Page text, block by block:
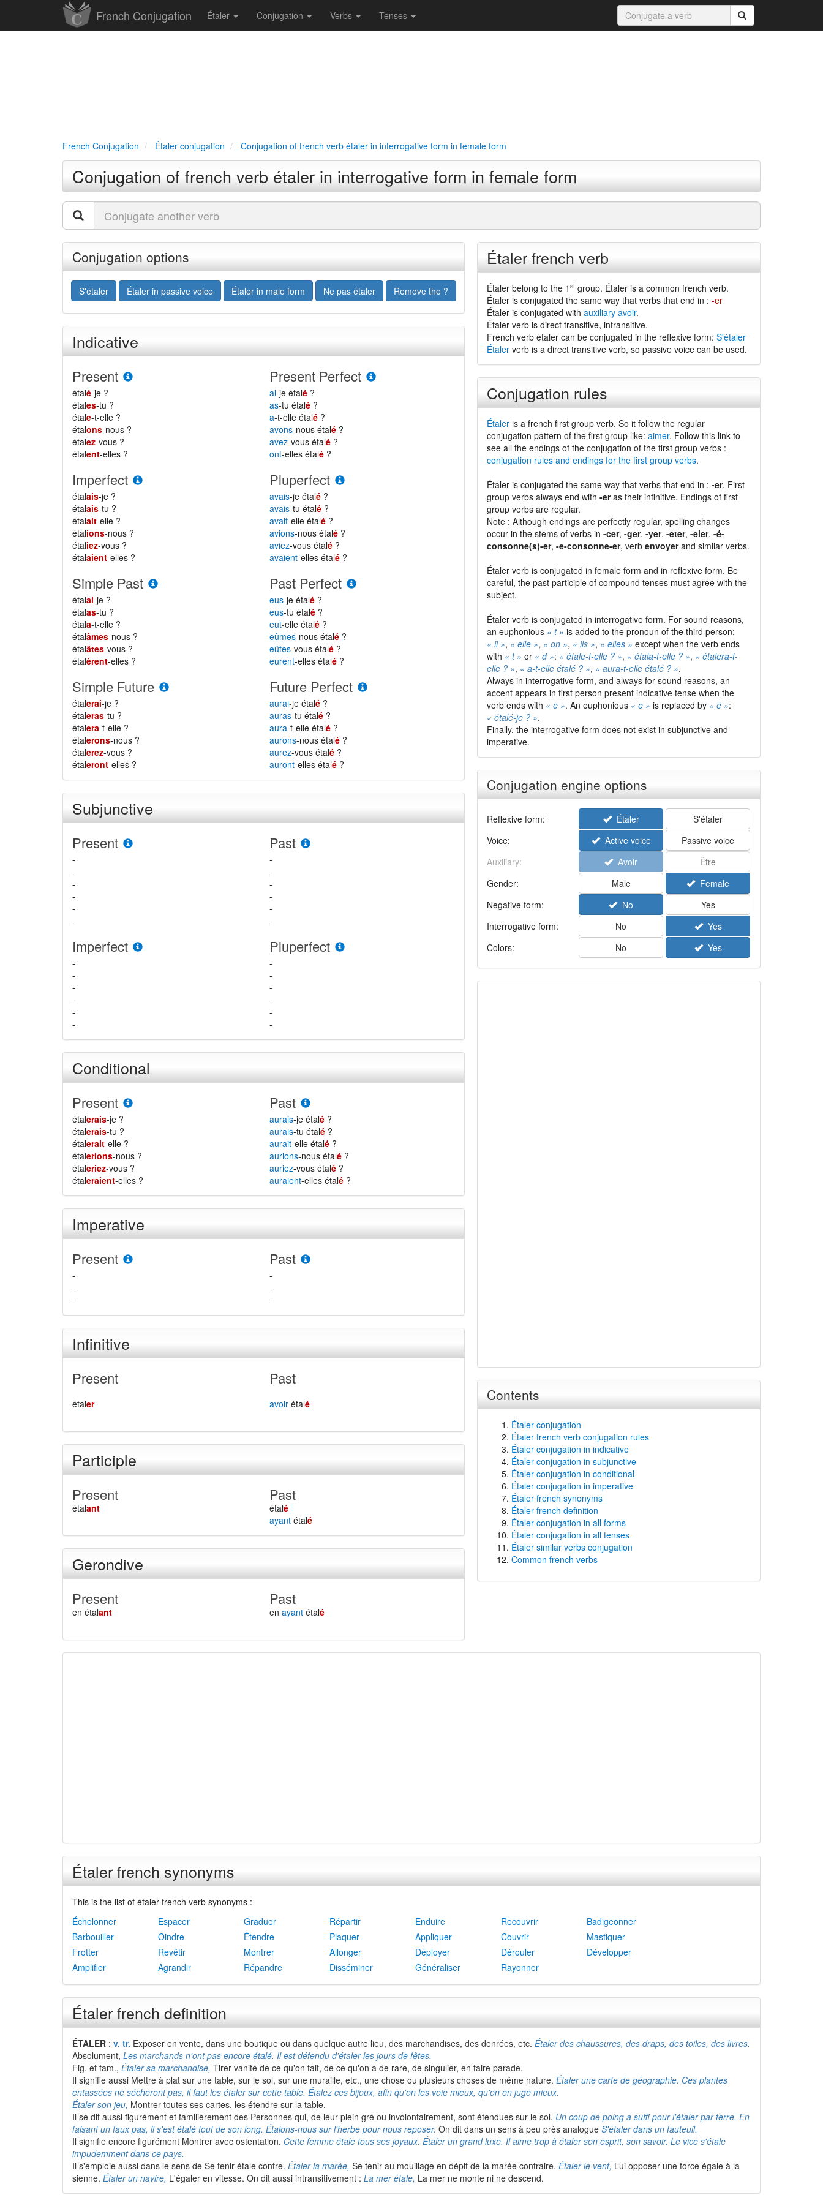
French Conjugation Étaler Conjugation Verbs Tenses
French Conjugation Étaler conjugation Conjugation of french verb étaler in interrogative form in female form
Conjugation of french verb étaler in interrogative form in female form
Conjugation options
S'étaler Étaler in passive voice Étaler in male form Ne pas étaler Remove the ?
Indicative
Present
étalé-je ?
étales-tu ?
étale-t-elle ?
étalons-nous ?
étalez-vous ?
étalent-elles ?
Present Perfect
ai-je étalé ?
as-tu étalé ?
a-t-elle étalé ?
avons-nous étalé ?
avez-vous étalé ?
ont-elles étalé ?
Imperfect
étalais-je ?
étalais-tu ?
étalait-elle ?
étalions-nous ?
étaliez-vous ?
étalaient-elles ?
Pluperfect
avais-je étalé ?
avais-tu étalé ?
avait-elle étalé ?
avions-nous étalé ?
aviez-vous étalé ?
avaient-elles étalé ?
Simple Past
étalai-je ?
étalas-tu ?
étala-t-elle ?
étalâmes-nous ?
étalâtes-vous ?
étalèrent-elles ?
Past Perfect
eus-je étalé ?
eus-tu étalé ?
eut-elle étalé ?
eûmes-nous étalé ?
eûtes-vous étalé ?
eurent-elles étalé ?
Simple Future
étalerai-je ?
étaleras-tu ?
étalera-t-elle ?
étalerons-nous ?
étalerez-vous ?
étaleront-elles ?
Future Perfect
aurai-je étalé ?
auras-tu étalé ?
aura-t-elle étalé ?
aurons-nous étalé ?
aurez-vous étalé ?
auront-elles étalé ?
Subjunctive
Present
-
-
-
-
-
-
Past
-
-
-
-
-
-
Imperfect
-
-
-
-
-
-
Pluperfect
-
-
-
-
-
-
Conditional
Present
étalerais-je ?
étalerais-tu ?
étalerait-elle ?
étalerions-nous ?
étaleriez-vous ?
étaleraient-elles ?
Past
aurais-je étalé ?
aurais-tu étalé ?
aurait-elle étalé ?
aurions-nous étalé ?
auriez-vous étalé ?
auraient-elles étalé ?
Imperative
Present
-
-
-
Past
-
-
-
Infinitive
Present
étaler
Past
avoir étalé
Participle
Present
étalant
Past
étalé
ayant étalé
Gerondive
Present
en étalant
Past
enayant étalé
Étaler french verb
Étaler belong to the 1 stgroup. Étaler is a common french verb.
Étaler is conjugated the same way that verbs that end in : -er
Étaler is conjugated with auxiliary avoir.
Étaler verb is direct transitive, intransitive.
French verb étaler can be conjugated in the reflexive form: S'étaler
Étalerverb is a direct transitive verb, so passive voice can be used.
Conjugation rules
Étaleris a french first group verb. So it follow the regular
conjugation pattern of the first group like: aimer. Follow this link to
see all the endings of the conjugation of the first group verbs :
conjugation rules and endings for the first group verbs.
Étaler is conjugated the same way that verbs that end in : -er. First
group verbs always end with -eras their infinitive. Endings of first
group verbs are regular.
Note : Although endings are perfectly regular, spelling changes
occur in the stems of verbs in -cer, -ger, -yer, -eter, -eler, -é-
consonne(s)-er, -e-consonne-er, verb envoyerand similar verbs.
Étaler verb is conjugated in female form and in reflexive form. Be
careful, the past participle of compound tenses must agree with the
subject.
Étaler verb is conjugated in interrogative form. For sound reasons,
an euphonious « t » is added to the pronoun of the third person:
« il », « elle », « on », « ils », « elles » except when the verb ends
with « t » or « d »: « étale-t-elle ? », « étala-t-elle ? », « étalera-t-
elle ? », « a-t-elle étalé ? », « aura-t-elle étalé ? ».
Always in interrogative form, and always for sound reasons, an
accent appears in first person present indicative tense when the
verb ends with « e ». An euphonious « e » is replaced by « é »:
« étalé-je ? ».
Finally, the interrogative form does not exist in subjunctive and
imperative.
Conjugation engine options
Reflexive form: Étaler
S'étaler
Voice:
Active voice
Passive voice
Auxiliary:
Avoir
Être
Gender:
Male
Female
Negative form:
No
Yes
Interrogative form:
No
Yes
Colors:
No Yes
Contents
Étaler conjugation
Étaler french verb conjugation rules
Étaler conjugation in indicative
Étaler conjugation in subjunctive
Étaler conjugation in conditional
Étaler conjugation in imperative
Étaler french synonyms
Étaler french definition
Étaler conjugation in all forms
Étaler conjugation in all tenses
Étaler similar verbs conjugation
Common french verbs
Étaler french synonyms
This is the list of étaler french verb synonyms :
Échelonner
Espacer Graduer Répartir Enduire Recouvrir
Badigeonner
Barbouiller
Oindre Étendre Plaquer Appliquer Couvrir
Mastiquer
Frotter
Revêtir Montrer Allonger Déployer Dérouler
Développer
Amplifier
Agrandir Répandre Disséminer Généraliser Rayonner
Étaler french definition
ÉTALER : v. tr. Exposer en vente, dans une boutique ou dans quelque autre lieu, des marchandises, des denrées, etc. Étaler des chaussures, des draps, des toiles, des livres.
Absolument, Les marchands n'ont pas encore étalé. Il est défendu d'étaler les jours de fêtes.
Fig. et fam., Étaler sa marchandise, Tirer vanité de ce qu'on fait, de ce qu'on a de rare, de singulier, en faire parade.
Il signifie aussi Mettre à plat sur une table, sur le sol, sur une muraille, etc., une chose ou plusieurs choses de même nature. Étaler une carte de géographie. Ces plantes
entassées ne sécheront pas, il faut les étaler sur cette table. Étalez ces bijoux, afin qu'on les voie mieux, qu'on en juge mieux.
Étaler son jeu, Montrer toutes ses cartes, les étendre sur la table.
Il se dit aussi figurément et familièrement des Personnes qui, de leur plein gré ou involontairement, sont étendues sur le sol. Un coup de poing a suffi pour l'étaler par terre. En
faisant un faux pas, il s'est étalé tout de son long. Étalons-nous sur l'herbe pour nous reposer. On dit dans un sens à peu près analogue S'étaler dans un fauteuil.
Il signifie encore figurément Montrer avec ostentation. Cette femme étale tous ses joyaux. Étaler un grand luxe. Il aime trop à étaler son esprit, son savoir. Le vice s'étale
impudemment dans ce pays.
Il s'emploie aussi dans le sens de Se tenir étale contre. Étaler la marée, Se tenir au mouillage en dépit de la marée contraire. Étaler le vent, Lui opposer une force égale à la
sienne. Étaler un navire, L'égaler en vitesse. On dit aussi intransitivement : La mer étale, La mer ne monte ni ne descend.